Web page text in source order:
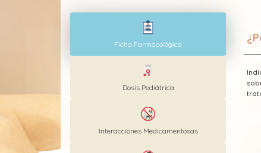
Ficha Farmacológica
Dosis Pediátrica
Interacciones Medicamentosas